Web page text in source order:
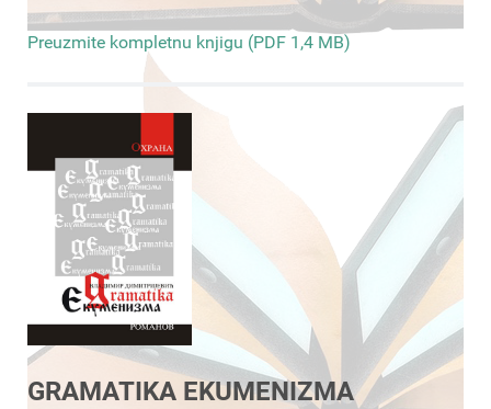
Preuzmite kompletnu knjigu (PDF 1,4 MB)
GRAMATIKA EKUMENIZMA